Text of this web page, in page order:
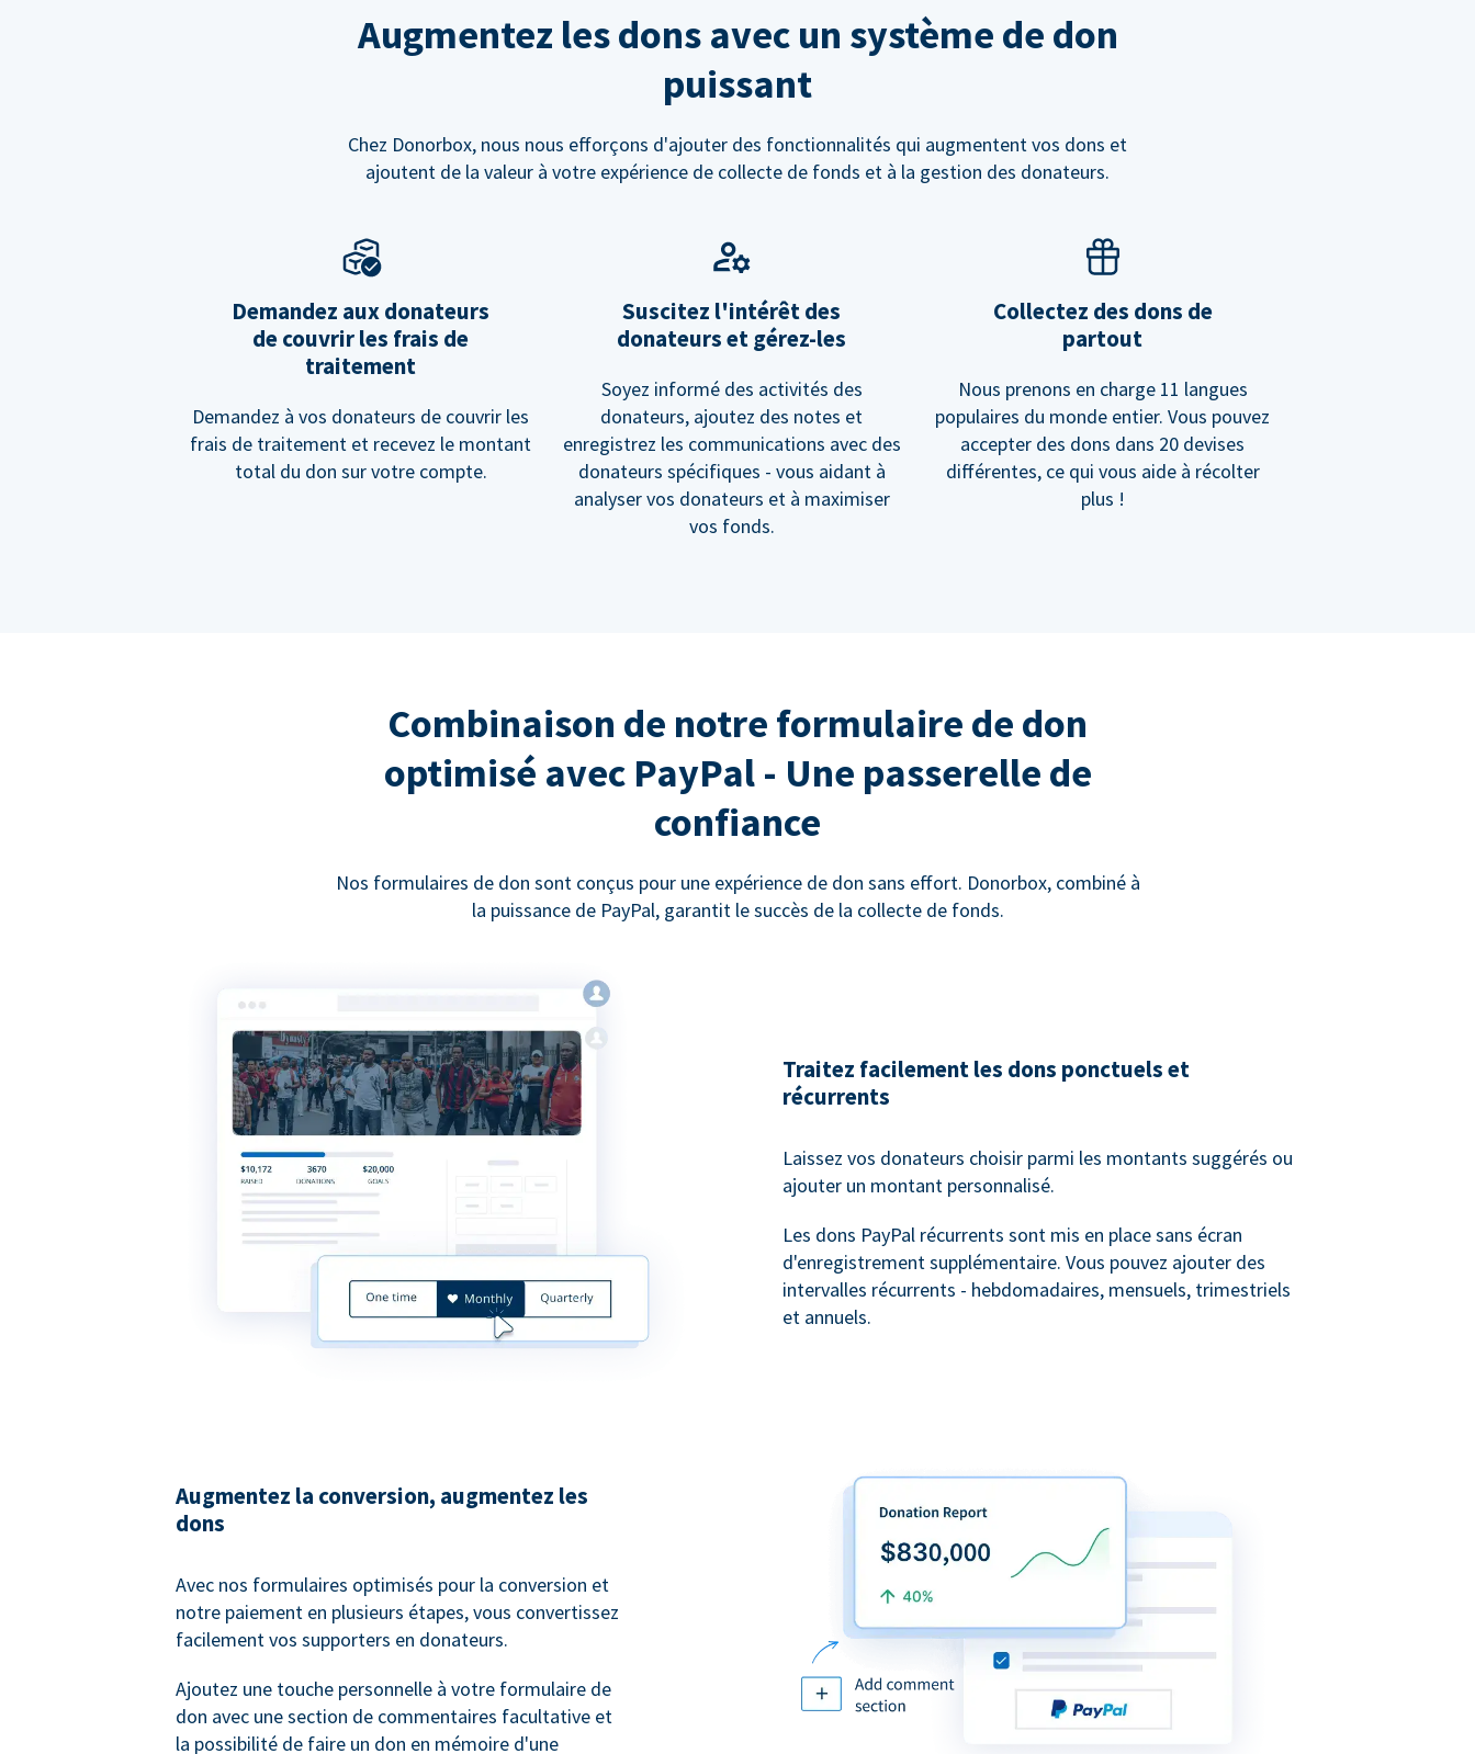
Augmentez les dons avec un système de don
puissant
Chez Donorbox, nous nous efforçons d'ajouter des fonctionnalités qui augmentent vos dons et
ajoutent de la valeur à votre expérience de collecte de fonds et à la gestion des donateurs.
Demandez aux donateurs
de couvrir les frais de
traitement
Demandez à vos donateurs de couvrir les
frais de traitement et recevez le montant
total du don sur votre compte.
Suscitez l'intérêt des
donateurs et gérez-les
Soyez informé des activités des
donateurs, ajoutez des notes et
enregistrez les communications avec des
donateurs spécifiques - vous aidant à
analyser vos donateurs et à maximiser
vos fonds.
Collectez des dons de
partout
Nous prenons en charge 11 langues
populaires du monde entier. Vous pouvez
accepter des dons dans 20 devises
différentes, ce qui vous aide à récolter
plus !
Combinaison de notre formulaire de don
optimisé avec PayPal - Une passerelle de
confiance
Nos formulaires de don sont conçus pour une expérience de don sans effort. Donorbox, combiné à
la puissance de PayPal, garantit le succès de la collecte de fonds.
Traitez facilement les dons ponctuels et
récurrents
Laissez vos donateurs choisir parmi les montants suggérés ou
ajouter un montant personnalisé.
Les dons PayPal récurrents sont mis en place sans écran
d'enregistrement supplémentaire. Vous pouvez ajouter des
intervalles récurrents - hebdomadaires, mensuels, trimestriels
et annuels.
Augmentez la conversion, augmentez les
dons
Avec nos formulaires optimisés pour la conversion et
notre paiement en plusieurs étapes, vous convertissez
facilement vos supporters en donateurs.
Ajoutez une touche personnelle à votre formulaire de
don avec une section de commentaires facultative et
la possibilité de faire un don en mémoire d'une